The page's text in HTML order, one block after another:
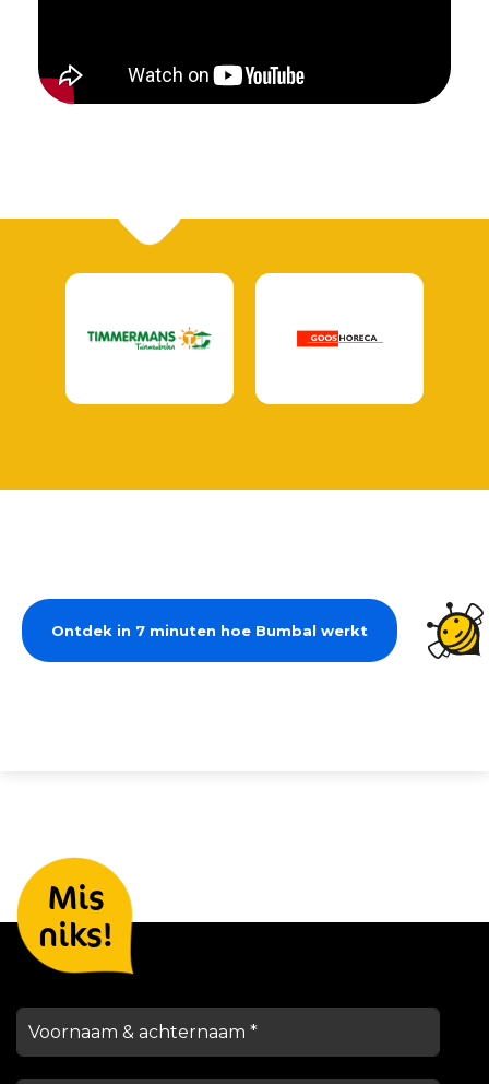
Ontdek in 7 minuten hoe Bumbal werkt
Mis
niks!